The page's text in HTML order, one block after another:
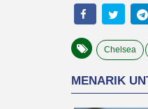
Chelsea